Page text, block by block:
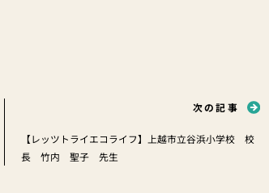
次の記事
【レッツトライエコライフ】上越市立谷浜小学校 校
長 竹内 聖子 先生